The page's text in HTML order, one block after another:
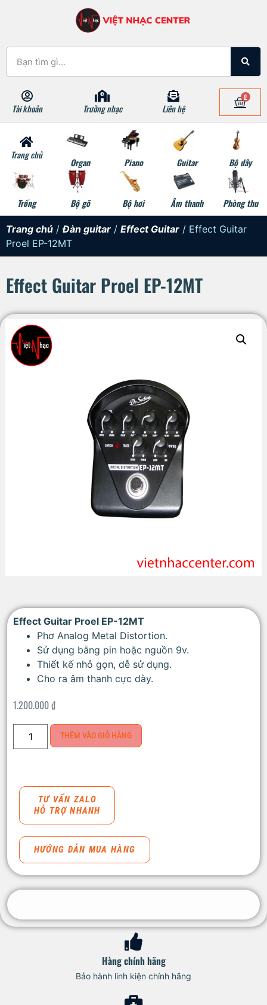
Tài khoản Trường nhạc Liên hệ
0
Trang chủ
Organ Piano Guitar Bộ dây
Trống Bộ gõ Bộ hơi Âm thanh Phòng thu
Trang chủ /Đàn guitar / Effect Guitar / Effect Guitar
Proel EP-12MT
Effect Guitar Proel EP-12MT
Effect Guitar Proel EP-12MT
Phơ Analog Metal Distortion.
Sử dụng bằng pin hoặc nguồn 9v.
Thiết kế nhỏ gọn, dễ sử dụng.
Cho ra âm thanh cực dày.
1.200.000₫
THÊM VÀO GIỎ HÀNG
TƯ VẤN ZALO
HỖ TRỢ NHANH
HƯỚNG DẪN MUA HÀNG
Hàng chính hãng
Bảo hành linh kiện chính hãng